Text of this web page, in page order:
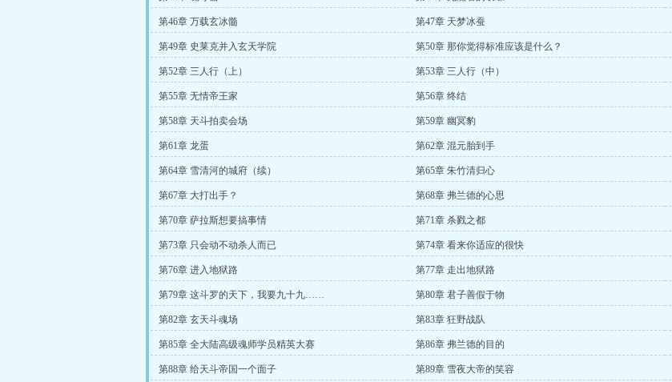
第46章 万载玄冰髓 第47章 天梦冰蚕
第49章 史莱克并入玄天学院 第50章 那你觉得标准应该是什么？
第52章 三人行（上） 第53章 三人行（中）
第55章 无情帝王家 第56章 终结
第58章 天斗拍卖会场 第59章 幽冥豹
第61章 龙蛋 第62章 混元胎到手
第64章 雪清河的城府（续） 第65章 朱竹清归心
第67章 大打出手？ 第68章 弗兰德的心思
第70章 萨拉斯想要搞事情 第71章 杀戮之都
第73章 只会动不动杀人而已 第74章 看来你适应的很快
第76章 进入地狱路 第77章 走出地狱路
第79章 这斗罗的天下，我要九十九…… 第80章 君子善假于物
第82章 玄天斗魂场 第83章 狂野战队
第85章 全大陆高级魂师学员精英大赛 第86章 弗兰德的目的
第88章 给天斗帝国一个面子 第89章 雪夜大帝的笑容